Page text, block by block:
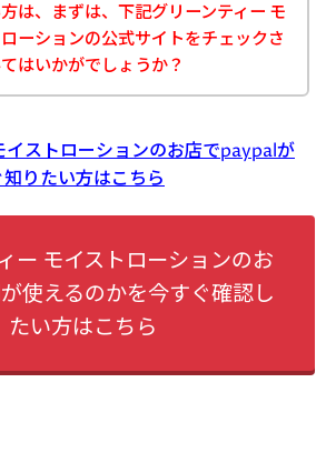
は、まずは、下記グリーンティー モ
ーションの公式サイトをチェックさ
はいかがでしょうか？
イストローションのお店でpaypalが
りたい方はこちら
ー モイストローションのお
使えるのかを今すぐ確認し
たい方はこちら